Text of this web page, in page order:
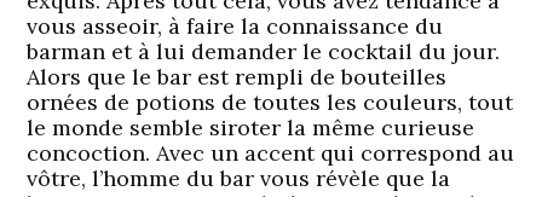
vous asseoir, à faire la connaissance du
barman et à lui demander le cocktail du jour.
Alors que le bar est rempli de bouteilles
ornées de potions de toutes les couleurs, tout
le monde semble siroter la même curieuse
concoction. Avec un accent qui correspond au
vôtre, l’homme du bar vous révèle que la